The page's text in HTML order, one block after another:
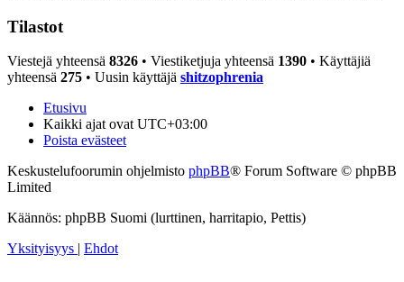
Tilastot
Viestejä yhteensä 8326 • Viestiketjuja yhteensä 1390 • Käyttäjiä
yhteensä 275 • Uusin käyttäjä shitzophrenia
Etusivu
Kaikki ajat ovat UTC+03:00
Poista evästeet
Keskustelufoorumin ohjelmisto phpBB® Forum Software © phpBB
Limited
Käännös: phpBB Suomi (lurttinen, harritapio, Pettis)
Yksityisyys | Ehdot